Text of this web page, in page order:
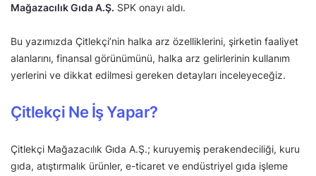
Mağazacılık Gıda A.Ş. SPK onayı aldı.
Bu yazımızda Çitlekçi’nin halka arz özelliklerini, şirketin faaliyet
alanlarını, finansal görünümünü, halka arz gelirlerinin kullanım
yerlerini ve dikkat edilmesi gereken detayları inceleyeceğiz.
Çitlekçi Ne İş Yapar?
Çitlekçi Mağazacılık Gıda A.Ş.; kuruyemiş perakendeciliği, kuru
gıda, atıştırmalık ürünler, e-ticaret ve endüstriyel gıda işleme